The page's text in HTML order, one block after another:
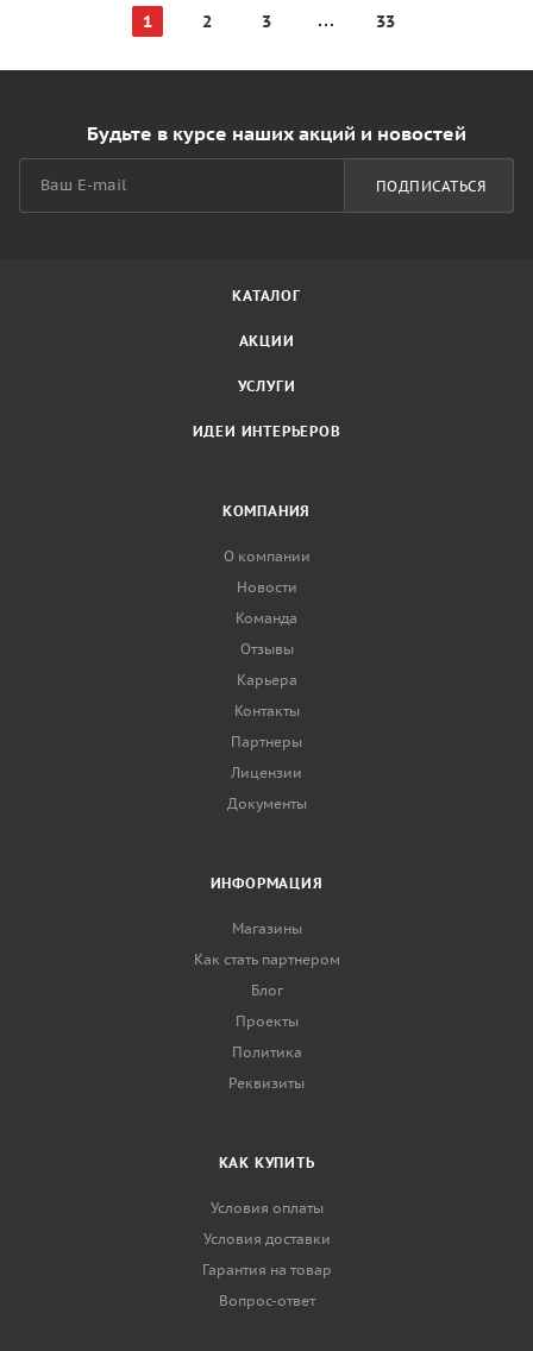
1 2 3 33
Будьте в курсе наших акций и новостей
ПОДПИСАТЬСЯ
КАТАЛОГ
АКЦИИ
УСЛУГИ
ИДЕИ ИНТЕРЬЕРОВ
КОМПАНИЯ
О компании
Новости
Команда
Отзывы
Карьера
Контакты
Партнеры
Лицензии
Документы
ИНФОРМАЦИЯ
Магазины
Как стать партнером
Блог
Проекты
Политика
Реквизиты
КАК КУПИТЬ
Условия оплаты
Условия доставки
Гарантия на товар
Вопрос-ответ